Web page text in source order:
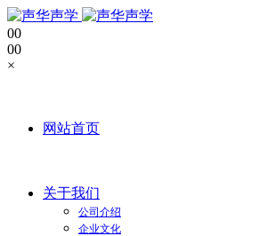
00
00
×
网站首页
关于我们
公司介绍
企业文化